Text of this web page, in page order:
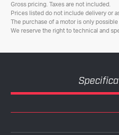
Gross pricing. Taxes are not included.
Prices listed do not include delivery or
The purchase of a motor is only
We reserve the right to technical and